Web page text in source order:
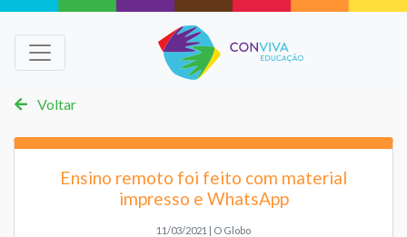
Voltar
Ensino remoto foi feito com material
impresso e WhatsApp
11/03/2021 | O Globo